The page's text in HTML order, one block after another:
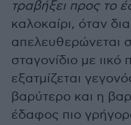
τραβήξει προς το
καλοκαίρι, όταν
απελευθερώνεται
σταγονίδιο με ιικό
εξατμίζεται
βαρύτερο και η
έδαφος πιο